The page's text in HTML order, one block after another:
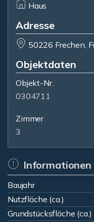
Haus
Adresse
50226 Frechen,
Objektdaten
Objekt-Nr.
0304711
Zimmer
3
Informationen
Baujahr
Nutzfläche (ca.)
Grundstücksfläche (ca.)